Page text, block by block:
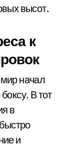
высот.
к
начал
В тот
в
и